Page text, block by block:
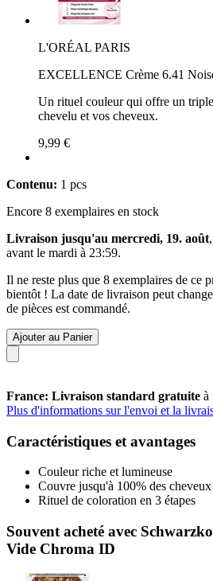
L'ORÉAL PARIS
EXCELLENCE Crème 6.41
Un rituel couleur qui offre un
chevelu et vos cheveux.
9,99 €
Contenu: 1 pcs
Encore 8 exemplaires en stock
Livraison jusqu'au mercredi, 19. août
avant le mardi à 23:59.
Il ne reste plus que 8 exemplaires de ce
bientôt ! La date de livraison peut
de pièces est commandé.
Ajouter au Panier
France: Livraison standard gratuite à
Plus d'informations sur l'envoi et la
Caractéristiques et avantages
Couleur riche et lumineuse
Couvre jusqu'à 100% des
Rituel de coloration en 3 étapes
Souvent acheté avec
Vide Chroma ID